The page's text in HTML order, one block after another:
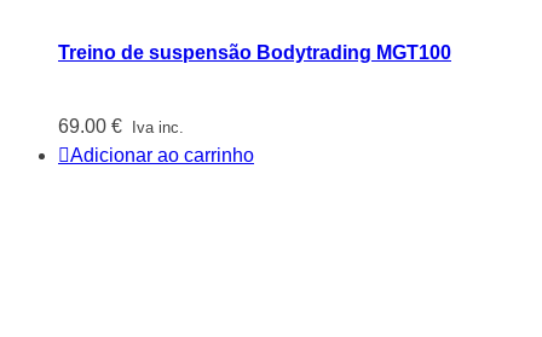
Treino de suspensão Bodytrading MGT100
69.00 € Iva inc.
Adicionar ao carrinho